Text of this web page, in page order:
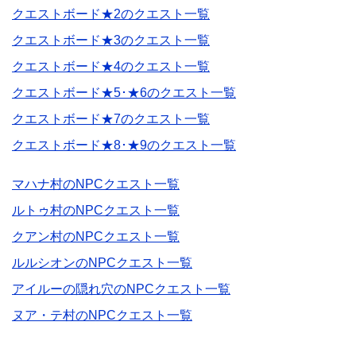
クエストボード★2のクエスト一覧
クエストボード★3のクエスト一覧
クエストボード★4のクエスト一覧
クエストボード★5･★6のクエスト一覧
クエストボード★7のクエスト一覧
クエストボード★8･★9のクエスト一覧
マハナ村のNPCクエスト一覧
ルトゥ村のNPCクエスト一覧
クアン村のNPCクエスト一覧
ルルシオンのNPCクエスト一覧
アイルーの隠れ穴のNPCクエスト一覧
ヌア・テ村のNPCクエスト一覧